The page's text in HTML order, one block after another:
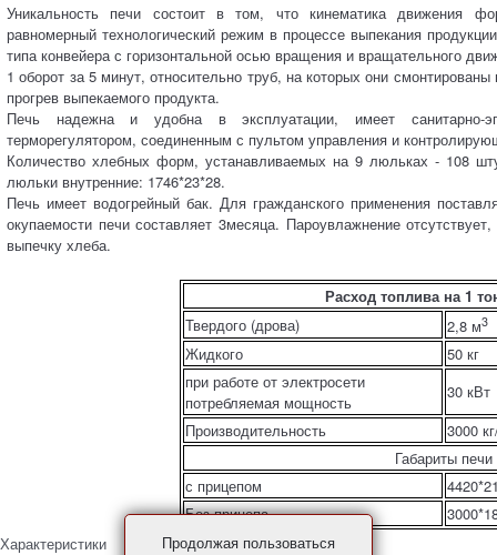
Уникальность печи состоит в том, что кинематика движения
равномерный технологический режим в процессе выпекания
типа конвейера с горизонтальной осью вращения и вращательного
1 оборот за 5 минут, относительно труб, на которых они
прогрев выпекаемого продукта.
Печь надежна и удобна в эксплуатации, имеет санитарно-
терморегулятором, соединенным с пультом управления и
Количество хлебных форм, устанавливаемых на 9 люльках - 108
люльки внутренние: 1746*23*28.
Печь имеет водогрейный бак. Для гражданского применения
окупаемости печи составляет 3месяца. Пароувлажнение
выпечку хлеба.
Расход топлива на 1
Твердого (дрова)
2,8 м3
Жидкого
50 кг
при работе от электросети
потребляемая мощность
30 кВт
Производительность
3000
Габариты печи
с прицепом
Без прицепа
Характеристики
Продолжая пользоваться